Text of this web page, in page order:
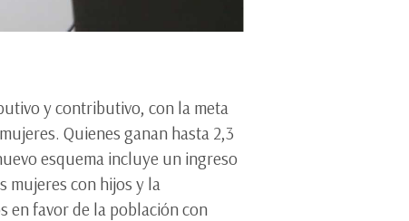
y contributivo, con la meta
Quienes ganan hasta 2,3
esquema incluye un ingreso
mujeres con hijos y la
en favor de la población con